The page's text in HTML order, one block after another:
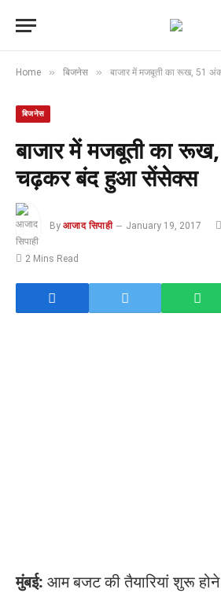
Home » बिजनेस » बाजार में मजबूती का रूख, 51
बिजनेस
बाजार में मजबूती का
चढ़कर बंद हुआ सेंसेक्स
By आजाद सिपाही January 19, 2017
2 Mins Read
मुंबई: आम बजट की तैयारियां शुरू